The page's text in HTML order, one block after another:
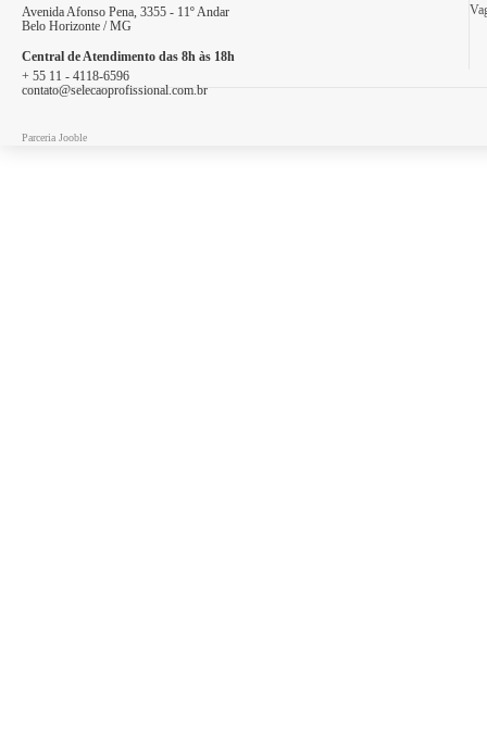
Avenida Afonso Pena, 3355 - 11º Andar
Belo Horizonte / MG
Central de Atendimento das 8h às 18h
+ 55 11 - 4118-6596
contato@selecaoprofissional.com.br
Parceria Jooble